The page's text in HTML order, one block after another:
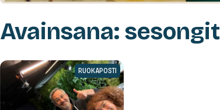
Avainsana: sesongit
RUOKAPOSTI